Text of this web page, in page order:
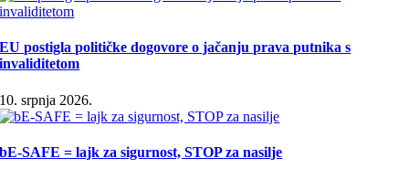
EU postigla političke dogovore o jačanju prava putnika s
invaliditetom
10. srpnja 2026.
bE-SAFE = lajk za sigurnost, STOP za nasilje